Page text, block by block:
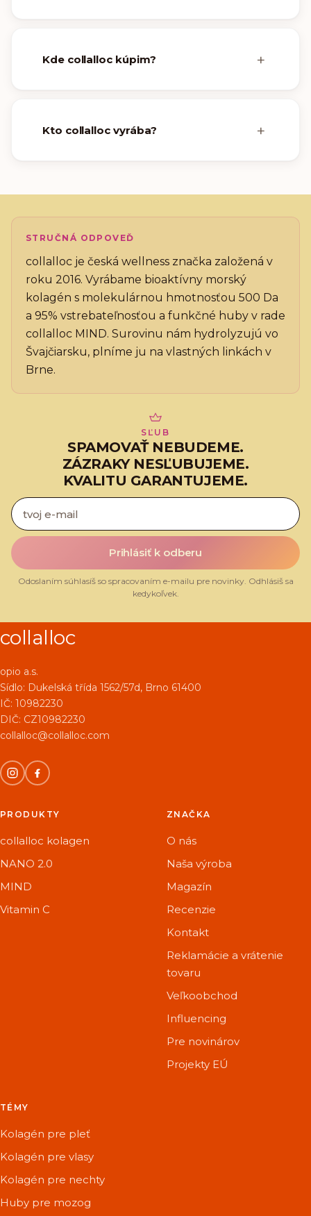
Kde collalloc kúpim?
Kto collalloc vyrába?
STRUČNÁ ODPOVEĎ
collalloc je česká wellness značka založená v
roku 2016. Vyrábame bioaktívny morský
kolagén s molekulárnou hmotnosťou 500 Da
a 95% vstrebateľnosťou a funkčné huby v rade
collalloc MIND. Surovinu nám hydrolyzujú vo
Švajčiarsku, plníme ju na vlastných linkách v
Brne.
SĽUB
SPAMOVAŤ NEBUDEME.
ZÁZRAKY NESĽUBUJEME.
KVALITU GARANTUJEME.
Prihlásiť k odberu
Odoslaním súhlasíš so spracovaním e-mailu pre novinky. Odhlásiš sa
kedykoľvek.
collalloc
opio a.s.
Sídlo: Dukelská třída 1562/57d, Brno 61400
IČ: 10982230
DIČ: CZ10982230
collalloc@collalloc.com
PRODUKTY
collalloc kolagen
NANO 2.0
MIND
Vitamin C
ZNAČKA
O nás
Naša výroba
Magazín
Recenzie
Kontakt
Reklamácie a vrátenie
tovaru
Veľkoobchod
Influencing
Pre novinárov
Projekty EÚ
TÉMY
Kolagén pre pleť
Kolagén pre vlasy
Kolagén pre nechty
Huby pre mozog